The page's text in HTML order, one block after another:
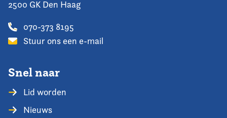
2500 GK Den Haag
070-373 8195
Stuur ons een e-mail
Snel naar
Lid worden
Nieuws